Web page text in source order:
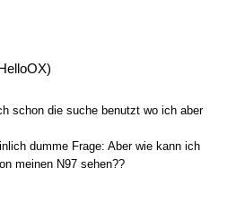
schon die suche benutzt wo ich aber
dumme Frage: Aber wie kann ich
meinen N97 sehen??